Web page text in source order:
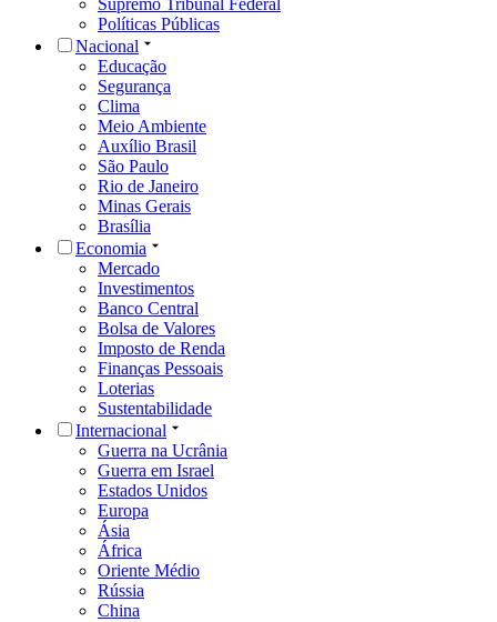
Supremo Tribunal Federal
Políticas Públicas
Nacional
Educação
Segurança
Clima
Meio Ambiente
Auxílio Brasil
São Paulo
Rio de Janeiro
Minas Gerais
Brasília
Economia
Mercado
Investimentos
Banco Central
Bolsa de Valores
Imposto de Renda
Finanças Pessoais
Loterias
Sustentabilidade
Internacional
Guerra na Ucrânia
Guerra em Israel
Estados Unidos
Europa
Ásia
África
Oriente Médio
Rússia
China